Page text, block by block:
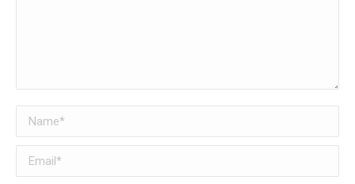
Name *
Email *